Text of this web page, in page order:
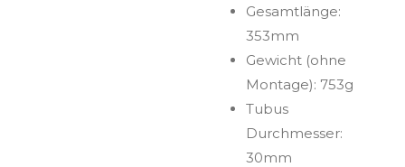
Gesamtlänge:
353mm
Gewicht (ohne
Montage): 753g
Tubus
Durchmesser:
30mm